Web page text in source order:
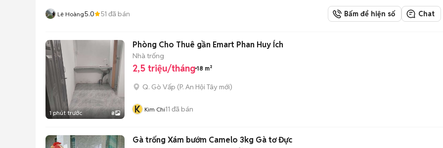
Lê Hoàng5.0 51 đã bán Bấm để hiện số Chat
1 phút trước 8
Phòng Cho Thuê gần Emart Phan Huy Ích
Nhà trống
2,5 triệu/tháng 18 m²
Q. Gò Vấp (P. An Hội Tây mới)
K Kim Chi11 đã bán
Gà trống Xám bướm Camelo 3kg Gà tơ Đực